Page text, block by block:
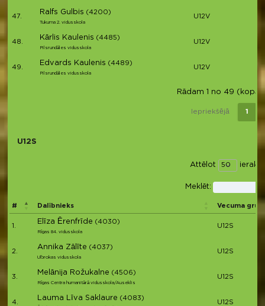
47.
Ralfs Gulbis (4200)
Tukuma 2. vidusskola
U12V
48.
Kārlis Kaulenis (4485)
Pilsrundāles vidusskola
U12V
49.
Edvards Kaulenis (4489)
Pilsrundāles vidusskola
U12V
Rādam 1 no 49 (kopā
Iepriekšējā 1
U12S
Attēlot
Meklēt:
# Dalībnieks Vecuma
1.
Elīza Ērenfrīde (4030)
Rīgas 84. vidusskola
U12S
2.
Annika Zālīte (4037)
Ulbrokas vidusskola
U12S
3.
Melānija Rožukalne (4506)
Rīgas Centra humanitārā vidusskola/Auseklis
U12S
4.
Lauma Līva Saklaure (4083)
U12S